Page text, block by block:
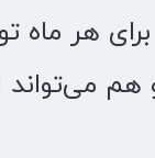
هر ماه
می‌تواند